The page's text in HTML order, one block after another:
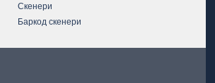
Скенери
Баркод скенери